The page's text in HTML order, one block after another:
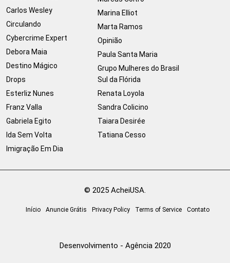
Carlos Wesley
Circulando
Cybercrime Expert
Debora Maia
Destino Mágico
Drops
Esterliz Nunes
Franz Valla
Gabriela Egito
Ida Sem Volta
Imigração Em Dia
Marina Elliot
Marta Ramos
Opinião
Paula Santa Maria
Grupo Mulheres do Brasil
Sul da Flórida
Renata Loyola
Sandra Colicino
Taiara Desirée
Tatiana Cesso
© 2025 AcheiUSA.
Início Anuncie Grátis Privacy Policy Terms of Service Contato
Desenvolvimento - Agência 2020